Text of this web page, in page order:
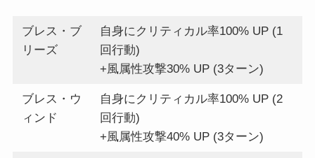
ブレス・ブ
リーズ
自身にクリティカル率100% UP (1
回行動)
+風属性攻撃30% UP (3ターン)
ブレス・ウ
ィンド
自身にクリティカル率100% UP (2
回行動)
+風属性攻撃40% UP (3ターン)